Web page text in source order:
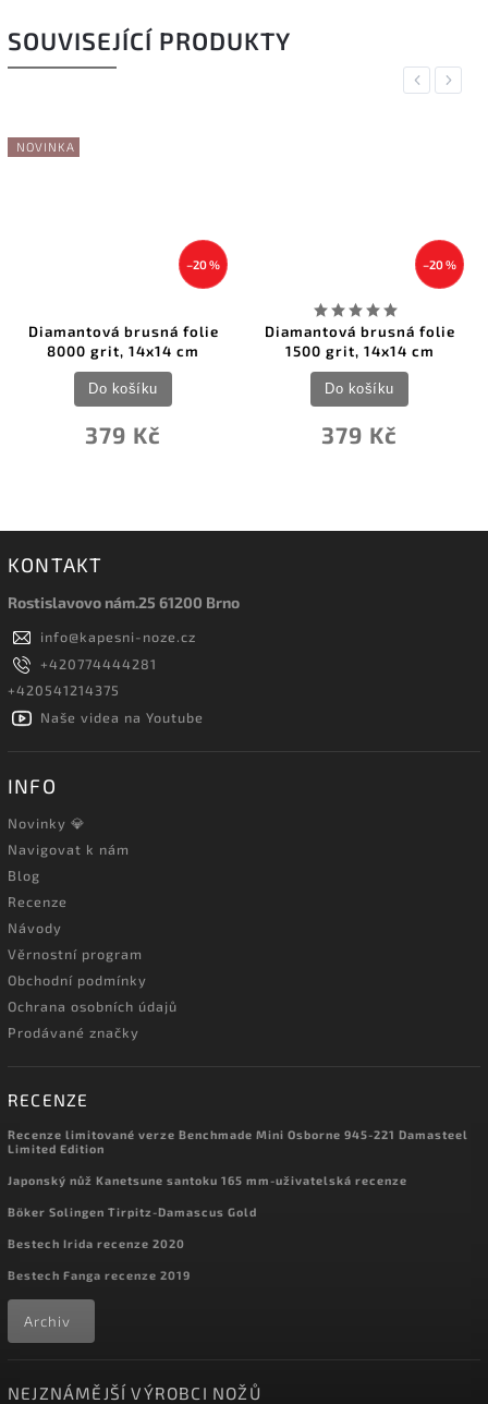
SOUVISEJÍCÍ PRODUKTY
Previous
–20 %
Diamantová brusná folie
8000 grit, 14x14 cm
379 Kč
Do košíku
–20 %
Diamantová brusná folie
1500 grit, 14x14 cm
379 Kč
Do košíku
Next
KONTAKT
Rostislavovo nám.25 61200 Brno
info@kapesni-noze.cz
+420774444281
+420541214375
Naše videa na Youtube
INFO
Novinky 💎
Navigovat k nám
Blog
Recenze
Návody
Věrnostní program
Obchodní podmínky
Ochrana osobních údajů
Prodávané značky
RECENZE
Recenze limitované verze Benchmade Mini Osborne 945-221 Damasteel
Limited Edition
Japonský nůž Kanetsune santoku 165 mm-uživatelská recenze
Böker Solingen Tirpitz-Damascus Gold
Bestech Irida recenze 2020
Bestech Fanga recenze 2019
Archiv
NEJZNÁMĚJŠÍ VÝROBCI NOŽŮ